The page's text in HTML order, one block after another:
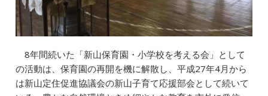
8年間続いた「新山保育園・小学校を考える会」として
の活動は、保育園の再開を機に解散し、平成27年4月から
は新山定住促進協議会の新山子育て応援部会として続いて